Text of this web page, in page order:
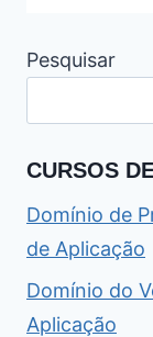
Pesquisar
CURSOS
Domínio de
de Aplicação
Domínio do
Aplicação